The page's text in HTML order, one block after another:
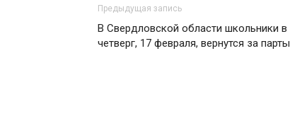
Предыдущая запись
В Свердловской области школьники в
четверг, 17 февраля, вернутся за парты